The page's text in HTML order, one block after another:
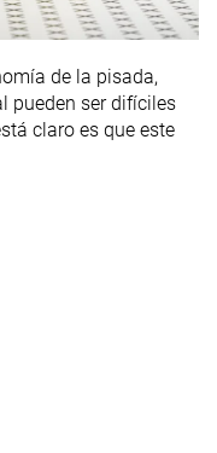
de la pisada,
pueden ser difíciles
claro es que este